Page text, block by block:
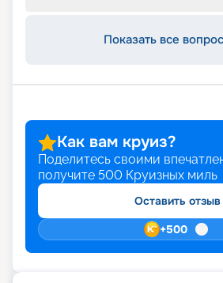
Показать все
Как вам круиз?
Поделитесь своими
получите 500 Круизных миль
Оставить отзыв
+500